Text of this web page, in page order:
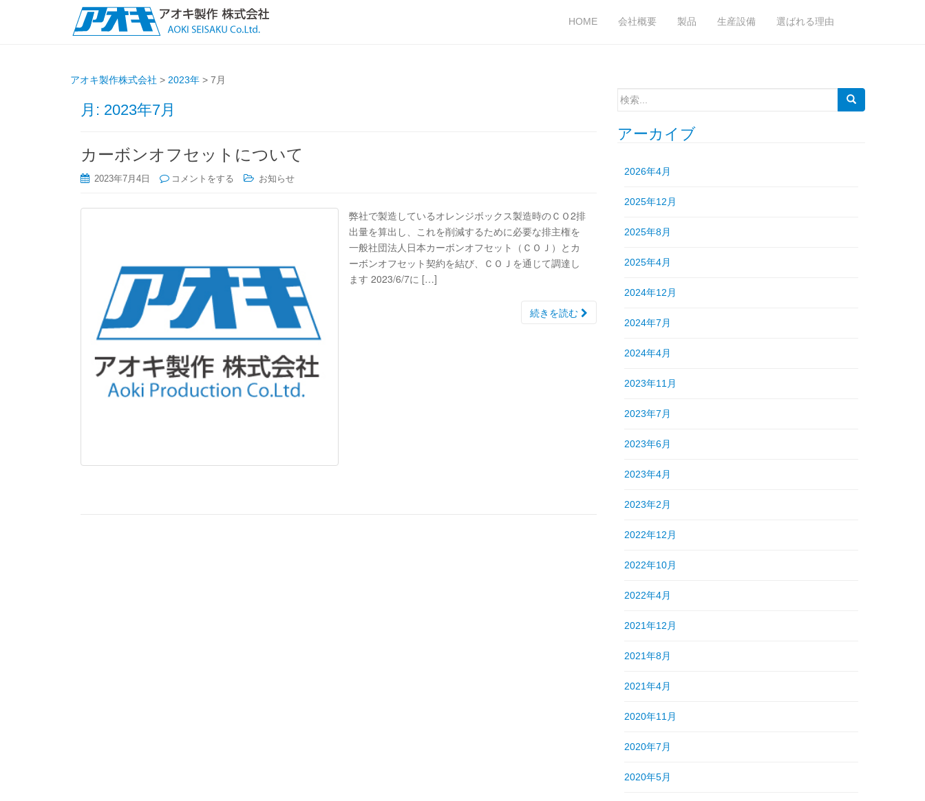
HOME 会社概要 製品 生産設備 選ばれる理由
アオキ製作株式会社 > 2023年 > 7月
月: 2023年7月
カーボンオフセットについて
2023年7月4日 コメントをする お知らせ
弊社で製造しているオレンジボックス製造時のＣＯ2排
出量を算出し、これを削減するために必要な排主権を
一般社団法人日本カーボンオフセット（ＣＯＪ）とカ
ーボンオフセット契約を結び、ＣＯＪを通じて調達し
ます 2023/6/7に […]
続きを読む
検
アーカイブ
2026年4月
2025年12月
2025年8月
2025年4月
2024年12月
2024年7月
2024年4月
2023年11月
2023年7月
2023年6月
2023年4月
2023年2月
2022年12月
2022年10月
2022年4月
2021年12月
2021年8月
2021年4月
2020年11月
2020年7月
2020年5月